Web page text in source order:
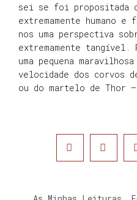
sei se foi propositada
extremamente humano
nos uma perspectiva
extremamente
uma pequena
velocidade dos corvos
ou do martelo de Thor